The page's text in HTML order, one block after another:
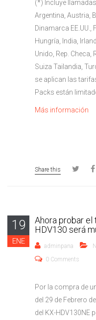
(*) Incluye
Argentina, Austria,
Dinamarca EE.UU.,
Hungría, India,
Unido, Rep. Checa,
Suiza Tailandia,
se aplican las
Packs están
Más información
Share this
19
ENE
Ahora probar el
HDV130 será
adminpana
0 Comments
Por la compra de
del 29 de Febrero
del KX-HDV130NE